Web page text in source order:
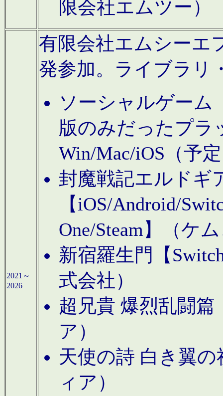
限会社エムツー）
2021～
2026
有限会社エムシーエ
発参加。ライブラリ
ソーシャルゲーム
版のみだったプラ
Win/Mac/iOS（予
封魔戦記エルドギ
【iOS/Android/
One/Steam】（ケ
新宿羅生門【
式会社）
超兄貴 爆烈乱闘篇
ア）
天使の詩 白き翼
ィア）